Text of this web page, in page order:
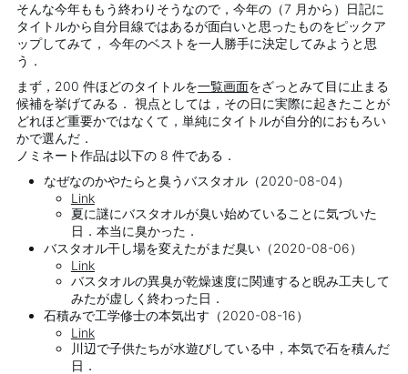
そんな今年ももう終わりそうなので，今年の（7 月から）日記に
タイトルから自分目線ではあるが面白いと思ったものをピックア
ップしてみて， 今年のベストを一人勝手に決定してみようと思
う．
まず，200 件ほどのタイトルを一覧画面をざっとみて目に止まる
候補を挙げてみる． 視点としては，その日に実際に起きたことが
どれほど重要かではなくて，単純にタイトルが自分的におもろい
かで選んだ．
ノミネート作品は以下の 8 件である．
なぜなのかやたらと臭うバスタオル（2020-08-04）
Link
夏に謎にバスタオルが臭い始めていることに気づいた
日．本当に臭かった．
バスタオル干し場を変えたがまだ臭い（2020-08-06）
Link
バスタオルの異臭が乾燥速度に関連すると睨み工夫して
みたが虚しく終わった日．
石積みで工学修士の本気出す（2020-08-16）
Link
川辺で子供たちが水遊びしている中，本気で石を積んだ
日．